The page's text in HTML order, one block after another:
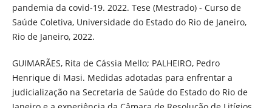
pandemia da covid-19. 2022. Tese (Mestrado) - Curso de
Saúde Coletiva, Universidade do Estado do Rio de Janeiro,
Rio de Janeiro, 2022.
GUIMARÃES, Rita de Cássia Mello; PALHEIRO, Pedro
Henrique di Masi. Medidas adotadas para enfrentar a
judicialização na Secretaria de Saúde do Estado do Rio de